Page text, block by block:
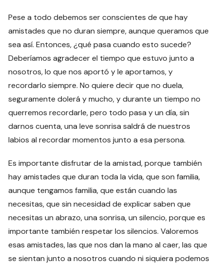
Pese a todo debemos ser conscientes de que hay
amistades que no duran siempre, aunque queramos que
sea así. Entonces, ¿qué pasa cuando esto sucede?
Deberíamos agradecer el tiempo que estuvo junto a
nosotros, lo que nos aportó y le aportamos, y
recordarlo siempre. No quiere decir que no duela,
seguramente dolerá y mucho, y durante un tiempo no
querremos recordarle, pero todo pasa y un día, sin
darnos cuenta, una leve sonrisa saldrá de nuestros
labios al recordar momentos junto a esa persona.
Es importante disfrutar de la amistad, porque también
hay amistades que duran toda la vida, que son familia,
aunque tengamos familia, que están cuando las
necesitas, que sin necesidad de explicar saben que
necesitas un abrazo, una sonrisa, un silencio, porque es
importante también respetar los silencios. Valoremos
esas amistades, las que nos dan la mano al caer, las que
se sientan junto a nosotros cuando ni siquiera podemos